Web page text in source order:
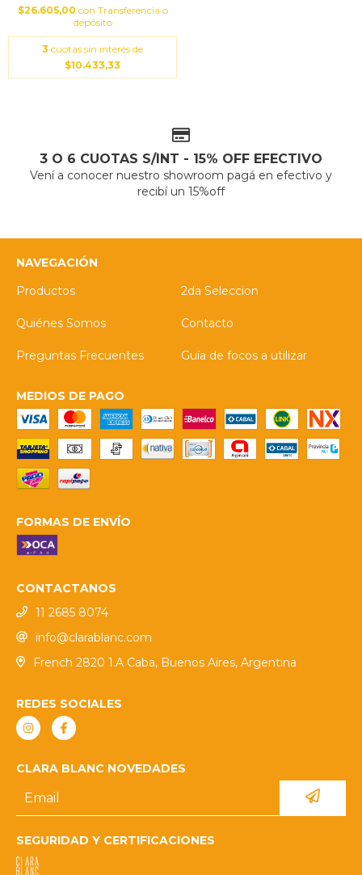
$26.605,00 con Transferencia o
depósito
3 cuotas sin interés de
$10.433,33
3 O 6 CUOTAS S/INT - 15% OFF EFECTIVO
Vení a conocer nuestro showroom pagá en efectivo y
recibí un 15%off
NAVEGACIÓN
Productos
2da Seleccion
Quiénes Somos Contacto
Preguntas Frecuentes Guía de focos a utilizar
MEDIOS DE PAGO
FORMAS DE ENVÍO
CONTACTANOS
11 2685 8074
info@clarablanc.com
French 2820 1.A Caba, Buenos Aires, Argentina
REDES SOCIALES
CLARA BLANC NOVEDADES
SEGURIDAD Y CERTIFICACIONES